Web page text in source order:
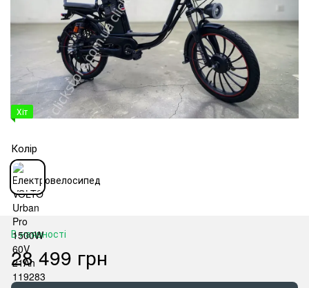
Хіт
Колір
В наявності
28 499 грн